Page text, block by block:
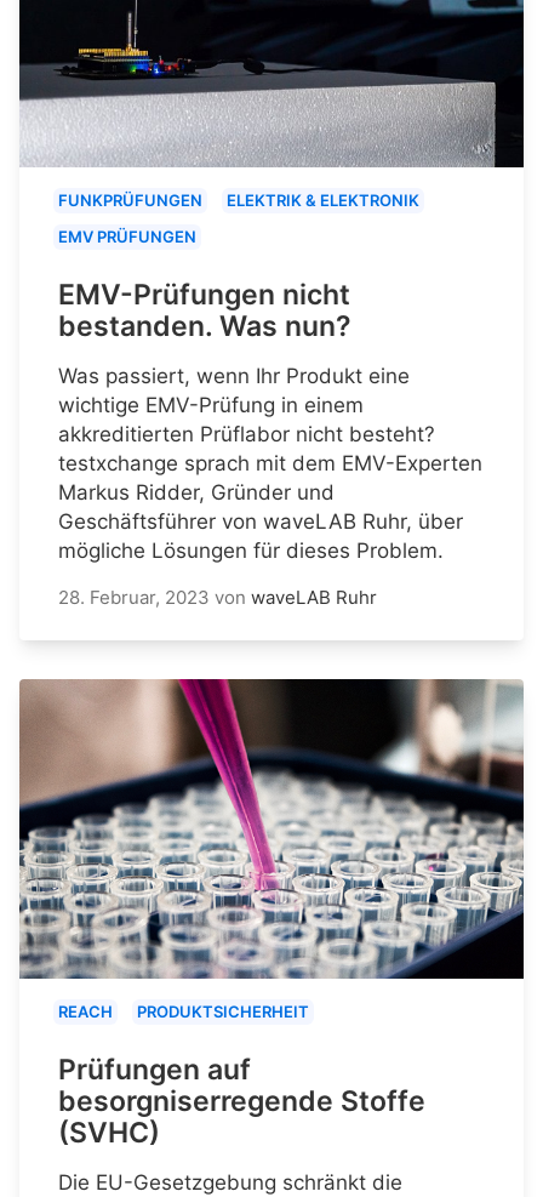
FUNKPRÜFUNGEN
ELEKTRIK & ELEKTRONIK
EMV PRÜFUNGEN
EMV-Prüfungen nicht
bestanden. Was nun?
Was passiert, wenn Ihr Produkt eine
wichtige EMV-Prüfung in einem
akkreditierten Prüflabor nicht besteht?
testxchange sprach mit dem EMV-Experten
Markus Ridder, Gründer und
Geschäftsführer von waveLAB Ruhr, über
mögliche Lösungen für dieses Problem.
28. Februar, 2023 von waveLAB Ruhr
REACH PRODUKTSICHERHEIT
Prüfungen auf
besorgniserregende Stoffe
(SVHC)
Die EU-Gesetzgebung schränkt die